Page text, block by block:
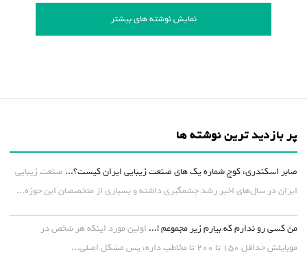
نمایش نوشته های بیشتر
پر بازدید ترین نوشته ها
صابر اسکندری، کوچ شماره یک های صنعت زیبایی ایران کیست؟... صنعت زیبایی
ایران در سال‌های اخیر رشد چشمگیری داشته و بسیاری از متخصصان این حوزه...
من کسی رو ندارم که بیارم زیر مجموعم !... اولین مورد اینکه هر شخص در
موبایلش حداقل ۱۵۰ تا ۲۰۰ تا مخاطب داره، پس مشکل اصلی...